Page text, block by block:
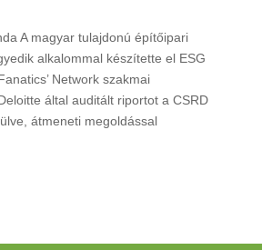
A magyar tulajdonú építőipari
alkalommal készítette el ESG
Network szakmai
által auditált riportot a CSRD
átmeneti megoldással